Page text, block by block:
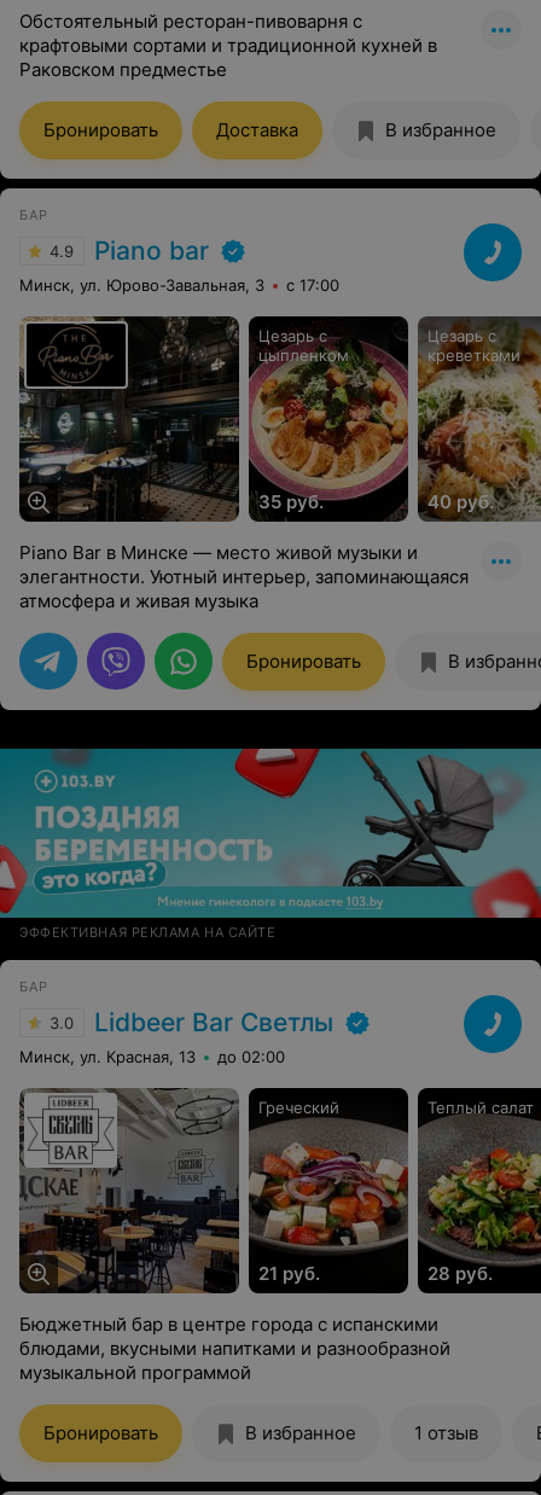
Обстоятельный ресторан-пивоварня с
крафтовыми сортами и традиционной кухней в
Раковском предместье
Бронировать Доставка В избранное
БАР
4.9 Piano bar
Минск, ул. Юрово-Завальная, 3 с 17:00
Цезарь с
цыпленком
35 руб.
Цезарь с
креветками
40 руб.
Piano Bar в Минске — место живой музыки и
элегантности. Уютный интерьер, запоминающаяся
атмосфера и живая музыка
Бронировать В
ЭФФЕКТИВНАЯ РЕКЛАМА НА САЙТЕ
БАР
3.0 Lidbeer Bar Светлы
Минск, ул. Красная, 13 до 02:00
Греческий
21 руб.
Теплый салат
28 руб.
Бюджетный бар в центре города с испанскими
блюдами, вкусными напитками и разнообразной
музыкальной программой
Бронировать В избранное 1 отзыв